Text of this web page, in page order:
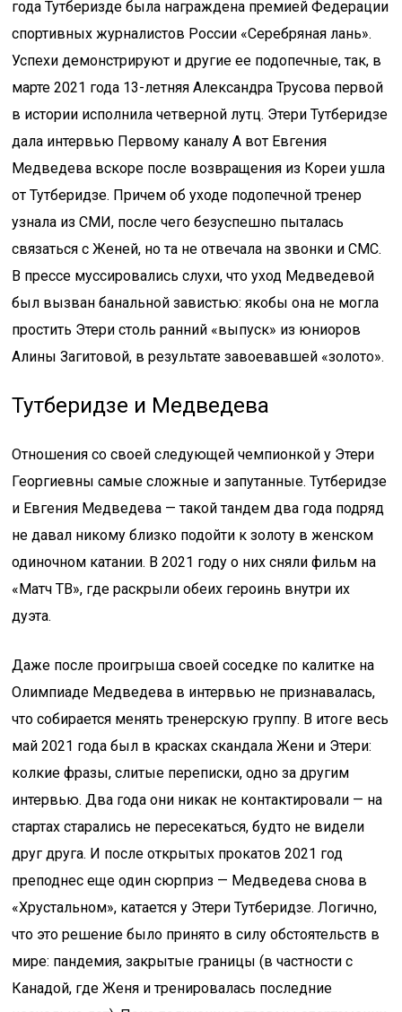
года Тутберизде была награждена премией Федерации
спортивных журналистов России «Серебряная лань».
Успехи демонстрируют и другие ее подопечные, так, в
марте 2021 года 13-летняя Александра Трусова первой
в истории исполнила четверной лутц. Этери Тутберидзе
дала интервью Первому каналу А вот Евгения
Медведева вскоре после возвращения из Кореи ушла
от Тутберидзе. Причем об уходе подопечной тренер
узнала из СМИ, после чего безуспешно пыталась
связаться с Женей, но та не отвечала на звонки и СМС.
В прессе муссировались слухи, что уход Медведевой
был вызван банальной завистью: якобы она не могла
простить Этери столь ранний «выпуск» из юниоров
Алины Загитовой, в результате завоевавшей «золото».
Тутберидзе и Медведева
Отношения со своей следующей чемпионкой у Этери
Георгиевны самые сложные и запутанные. Тутберидзе
и Евгения Медведева — такой тандем два года подряд
не давал никому близко подойти к золоту в женском
одиночном катании. В 2021 году о них сняли фильм на
«Матч ТВ», где раскрыли обеих героинь внутри их
дуэта.
Даже после проигрыша своей соседке по калитке на
Олимпиаде Медведева в интервью не признавалась,
что собирается менять тренерскую группу. В итоге весь
май 2021 года был в красках скандала Жени и Этери:
колкие фразы, слитые переписки, одно за другим
интервью. Два года они никак не контактировали — на
стартах старались не пересекаться, будто не видели
друг друга. И после открытых прокатов 2021 год
преподнес еще один сюрприз — Медведева снова в
«Хрустальном», катается у Этери Тутберидзе. Логично,
что это решение было принято в силу обстоятельств в
мире: пандемия, закрытые границы (в частности с
Канадой, где Женя и тренировалась последние